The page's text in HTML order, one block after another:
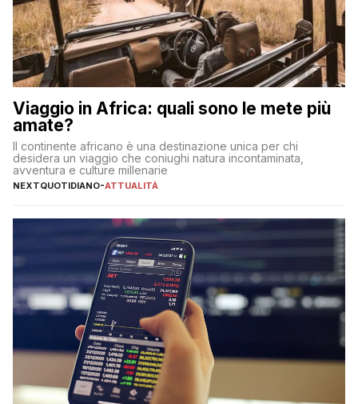
Viaggio in Africa: quali sono le mete più
amate?
Il continente africano è una destinazione unica per chi
desidera un viaggio che coniughi natura incontaminata,
avventura e culture millenarie
NEXTQUOTIDIANO-ATTUALITÀ